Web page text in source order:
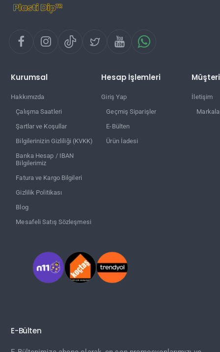
Kurumsal
Hakkımızda
Çalışma Saatleri
Şartlar ve Koşullar
Bilgilerinizin Gizliliği (KVKK)
Banka Hesap / IBAN
Bilgilerimiz
Fatura ve Kargo Bilgileri
Gizlilik Politikası
Blog
Mesafeli Satış Sözleşmesi
Hesap İşlemleri
Giriş Yap
Geçmiş Siparişler
E-Bülten
Ürün İadesi
İletişim
E-Bülten